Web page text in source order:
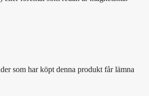
som har köpt denna produkt får lämna